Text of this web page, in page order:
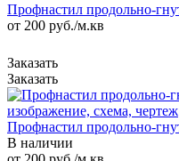
Профнастил продольно-
от 200 руб./м.кв
Профнастил продольно-
В наличии